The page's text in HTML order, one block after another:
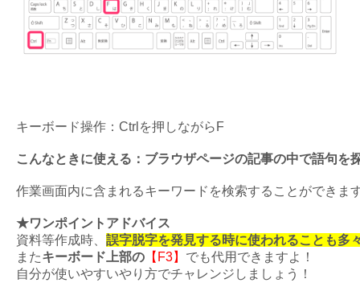
キーボード操作：Ctrlを押しながらF
こんなときに使える：ブラウザページの記事の中で語句を
作業画面内に含まれるキーワードを検索することができま
★ワンポイントアドバイス
資料等作成時、 誤字脱字を発見する時に使われることも多
またキーボード上部の 【F3】 でも代用できますよ！
自分が使いやすいやり方でチャレンジしましょう！